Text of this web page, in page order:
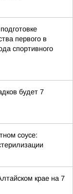
первого в
спортивного
будет 7
соусе:
крае на 7